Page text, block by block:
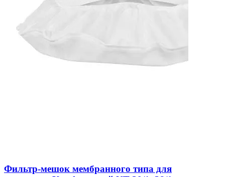
Фильтр-мешок мембранного типа для